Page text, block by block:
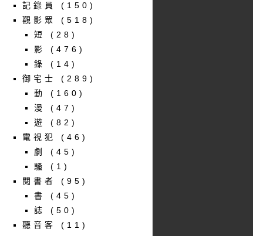
記錄員
(150)
觀影眾
(518)
短
(28)
影
(476)
錄
(14)
御宅士
(289)
動
(160)
漫
(47)
遊
(82)
電視犯
(46)
劇
(45)
騷
(1)
閱書者
(95)
書
(45)
誌
(50)
聽音客
(11)